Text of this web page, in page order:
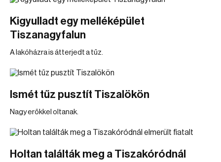
Kigyulladt egy melléképület
Tiszanagyfalun
A lakóházra is átterjedt a tűz.
Ismét tűz pusztít Tiszalökön
Nagy erőkkel oltanak.
Holtan találták meg a Tiszakóródnál